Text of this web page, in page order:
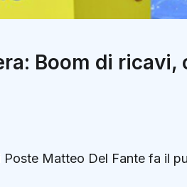
Boom di ricavi,
Poste Matteo Del Fante fa il